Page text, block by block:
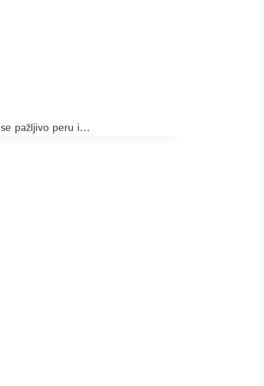
pažljivo peru i…